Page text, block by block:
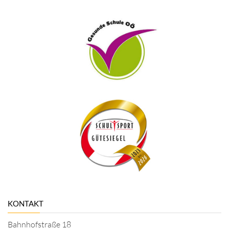
KONTAKT
Bahnhofstraße 18